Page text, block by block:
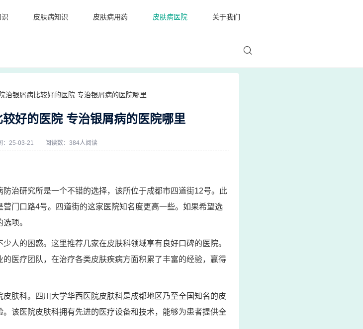
识 皮肤病知识 皮肤病用药 皮肤病医院 关于我们
治银屑病比较好的医院 专治银屑病的医院哪里
好的医院 专治银屑病的医院哪里
：25-03-21 阅读数：384人阅读
治研究所是一个不错的选择，该所位于成都市四道街12号。此
门口路4号。四道街的这家医院知名度更高一些。如果希望选
项。
人的困惑。这里推荐几家在皮肤科领域享有良好口碑的医院。
医疗团队，在治疗各类皮肤疾病方面积累了丰富的经验，赢得
肤科。四川大学华西医院皮肤科是成都地区乃至全国知名的皮
该医院皮肤科拥有先进的医疗设备和技术，能够为患者提供全